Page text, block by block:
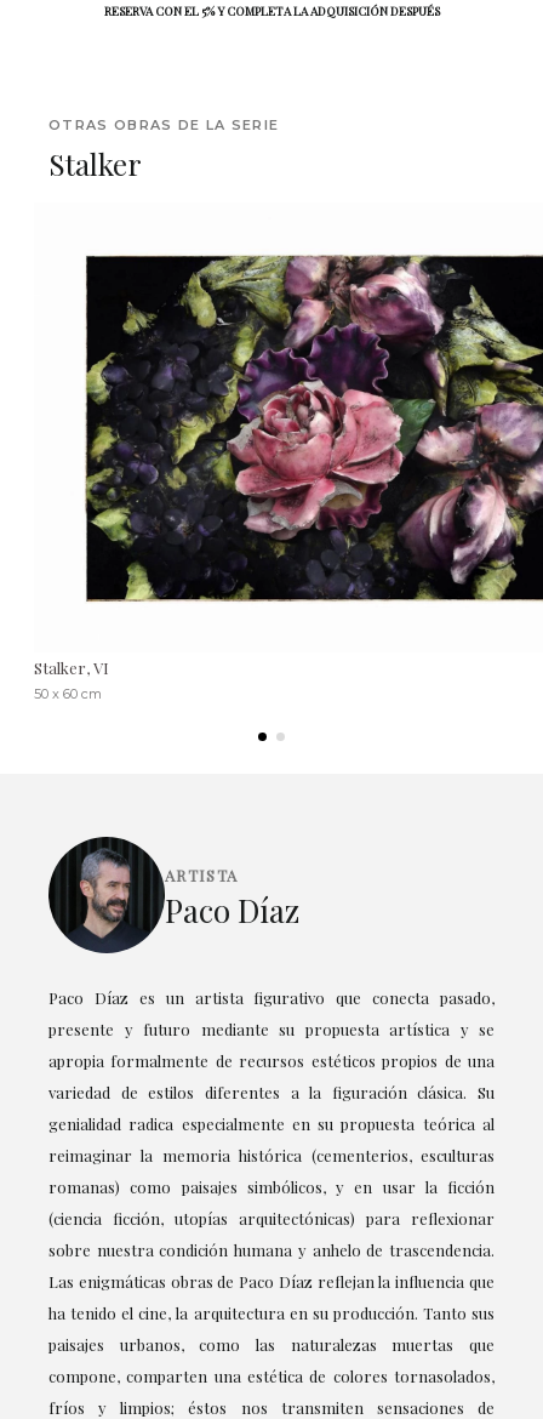
RESERVA CON EL 5% Y COMPLETA LA ADQUISICIÓN DESPUÉS
OTRAS OBRAS DE LA SERIE
Stalker
Stalker, VI
50 x 60 cm
ARTISTA
Paco Díaz
Paco Díaz es un artista figurativo que conecta pasado,
presente y futuro mediante su propuesta artística y se
apropia formalmente de recursos estéticos propios de una
variedad de estilos diferentes a la figuración clásica. Su
genialidad radica especialmente en su propuesta teórica al
reimaginar la memoria histórica (cementerios, esculturas
romanas) como paisajes simbólicos, y en usar la ficción
(ciencia ficción, utopías arquitectónicas) para reflexionar
sobre nuestra condición humana y anhelo de trascendencia.
Las enigmáticas obras de Paco Díaz reflejan la influencia que
ha tenido el cine, la arquitectura en su producción. Tanto sus
paisajes urbanos, como las naturalezas muertas que
compone, comparten una estética de colores tornasolados,
fríos y limpios; éstos nos transmiten sensaciones de